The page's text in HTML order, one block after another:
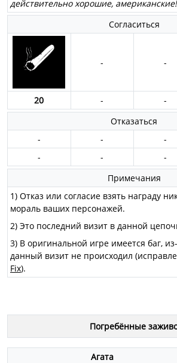
действительно хорошие, американские!
Согласиться
- -
20 - -
Отказаться
-
- -
-
- -
Примечания
1) Отказ или согласие взять награду
мораль ваших персонажей.
2) Это последний визит в данной
3) В оригинальной игре имеется баг,
данный визит не происходил
Fix).
Погребённые
Агата